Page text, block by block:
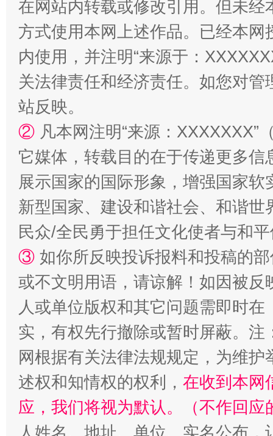
漫山遍野的桃花与雪山、麦地、白藏房 除
招工难、用工荒背后
在网站内转载或修改引用。但未
方式使用本网上述作品。已经本
内使用，并注明“来源于：
关法律责任和经济责任。如您对
站反映。
② 凡本网注明“来源：
它媒体，转载目的在于传递更多
展示国家的国际形象，增强国家
新型国家、建设和谐社会、和谐
民众/全民勇于担任文化使者与和
③ 如你所反映投诉报料和投稿的
或不文明用语，请谅解！如因被
人或单位版权和其它问题需即时在
实，有权先行撤除或暂时屏蔽。
网根据有关法律法规规定，为维
述权和知情权的权利， 在收到本网
应，我们将视为默认。（不作回应
人姓名、地址、单位、实名公布